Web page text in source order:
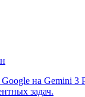
на Gemini 3
задач.